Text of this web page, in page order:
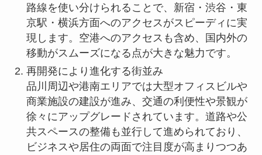
路線を使い分けられることで、新宿・渋谷・東
京駅・横浜方面へのアクセスがスピーディに実
現します。空港へのアクセスも含め、国内外の
移動がスムーズになる点が大きな魅力です。
再開発により進化する街並み
品川周辺や港南エリアでは大型オフィスビルや
商業施設の建設が進み、交通の利便性や景観が
徐々にアップグレードされています。道路や公
共スペースの整備も並行して進められており、
ビジネスや居住の両面で注目度が高まりつつあ